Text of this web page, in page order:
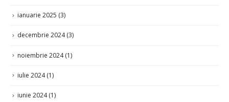
ianuarie 2025 (3)
decembrie 2024(3)
noiembrie 2024(1)
iulie 2024(1)
iunie 2024(1)